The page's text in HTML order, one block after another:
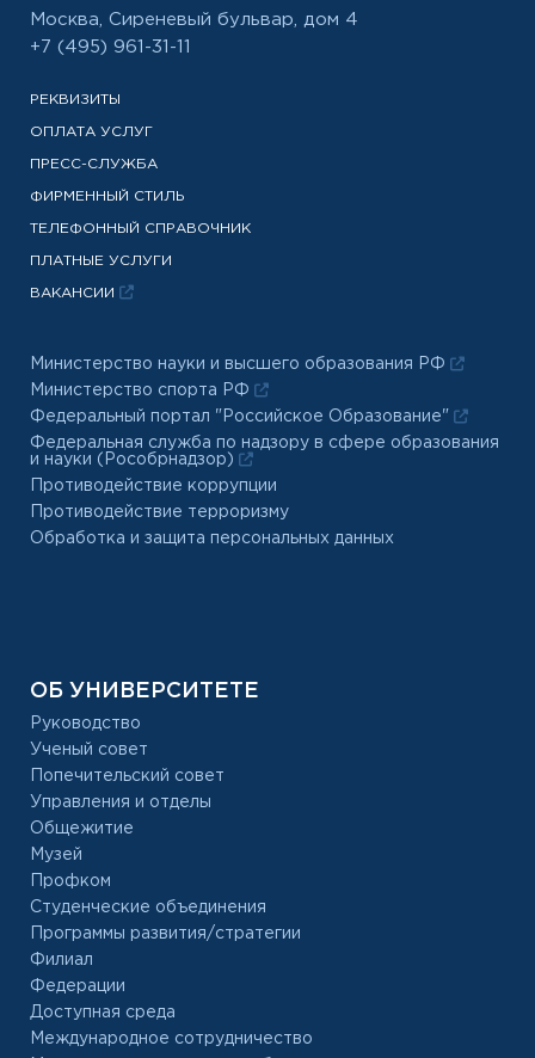
Москва, Сиреневый бульвар, дом 4
+7 (495) 961-31-11
РЕКВИЗИТЫ
ОПЛАТА УСЛУГ
ПРЕСС-СЛУЖБА
ФИРМЕННЫЙ СТИЛЬ
ТЕЛЕФОННЫЙ СПРАВОЧНИК
ПЛАТНЫЕ УСЛУГИ
ВАКАНСИИ
Министерство науки и высшего образования РФ
Министерство спорта РФ
Федеральный портал "Российское Образование"
Федеральная служба по надзору в сфере образования
и науки (Рособрнадзор)
Противодействие коррупции
Противодействие терроризму
Обработка и защита персональных данных
ОБ УНИВЕРСИТЕТЕ
Руководство
Ученый совет
Попечительский совет
Управления и отделы
Общежитие
Музей
Профком
Студенческие объединения
Программы развития/стратегии
Филиал
Федерации
Доступная среда
Международное сотрудничество